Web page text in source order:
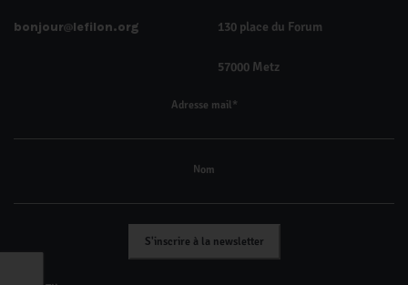
bonjour lefilon.org 130 place du Forum
57000 Metz
Adresse mail*
Nom
S'inscrire à la newsletter